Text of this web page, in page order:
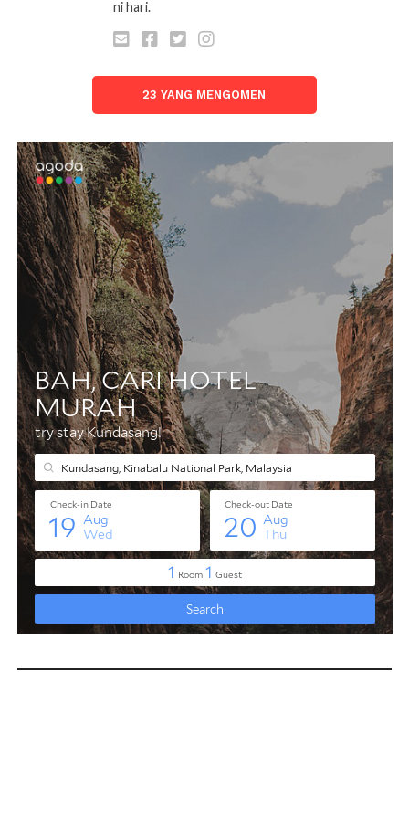
Kinabalu Quake Epicenter @volcanodiscovery.com
1. Cuba cerita macam mana
suasana masa baru jalan dari
Timpohon Gate?
Time baru mau naik? Semua orang gembira
terutama yang first time macam saya. Cuaca Sangat
bagus, tiada hujan, tidak panas. Ngam betul untuk
naik Gunung.
2. Siapa kawan-kawan kau yang
mendaki bersama dan ini atas
anjuran siapa?
Ada 21 org kami 1 group. Yang saya ikut la… Tapi 1
orang kawan saya, si Elsa, tidak naik smpai puncak
sabab guide tidak bagi. Dia tidak mampu physically.
= Institut Pendidikan guru
ni hari.
23 YANG MENGOMEN